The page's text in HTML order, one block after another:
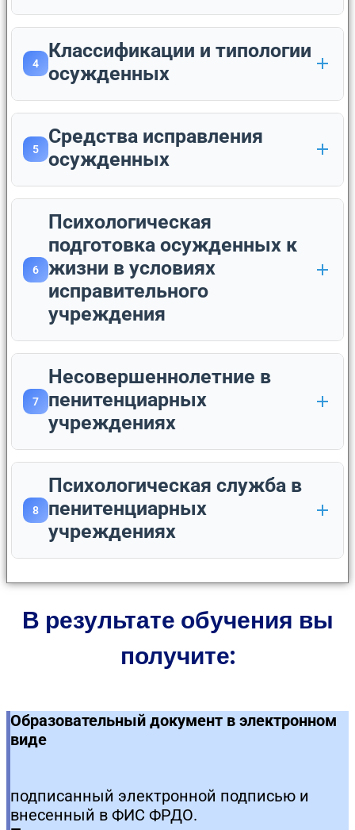
4
Классификации и типологии
осужденных
5
Средства исправления
осужденных
6
Психологическая
подготовка осужденных к
жизни в условиях
исправительного
учреждения
7
Несовершеннолетние в
пенитенциарных
учреждениях
8
Психологическая служба в
пенитенциарных
учреждениях
В результате обучения вы
получите:
Образовательный документ в электронном
виде
подписанный электронной подписью и
внесенный в ФИС ФРДО.